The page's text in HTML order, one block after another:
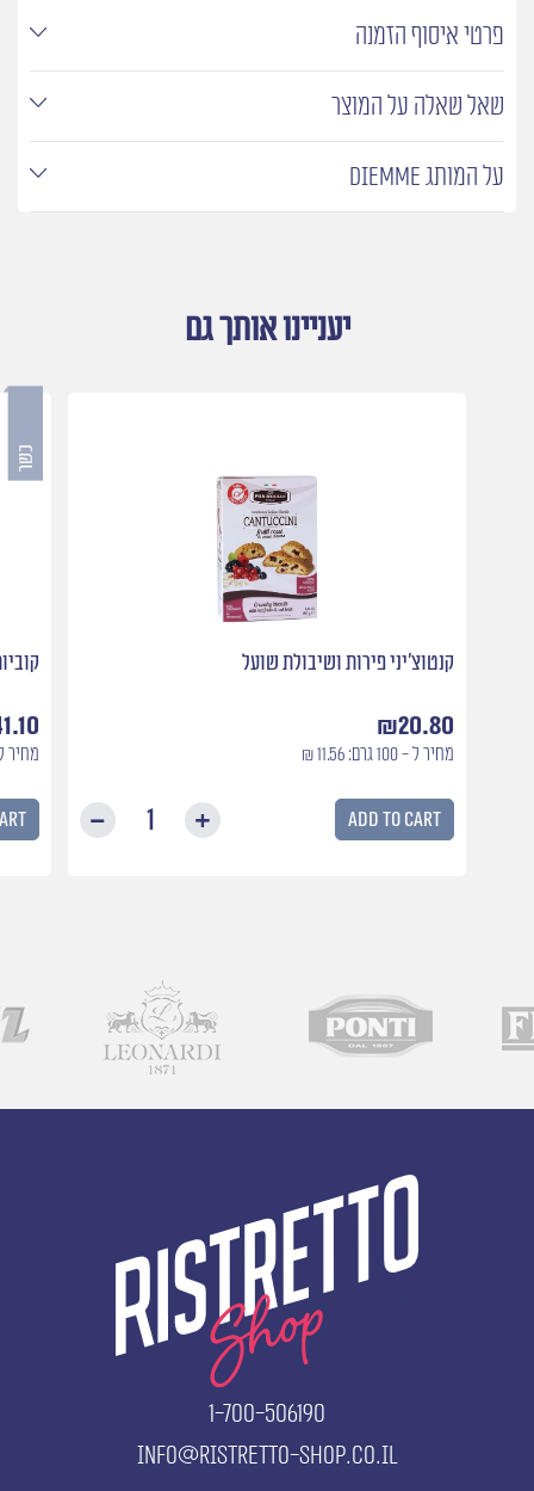
פרטי איסוף הזמנה
שאל שאלה על המוצר
על המותג DIEMME
יעניינו אותך גם
קנטוצ׳יני פירות ושיבולת שועל
₪20.80
מחיר ל - 100 גרם: 11.56 ₪
קנטוצ׳יני
Add to cart
מחיר ל - 100
1-700-506190
info@ristretto-shop.co.il